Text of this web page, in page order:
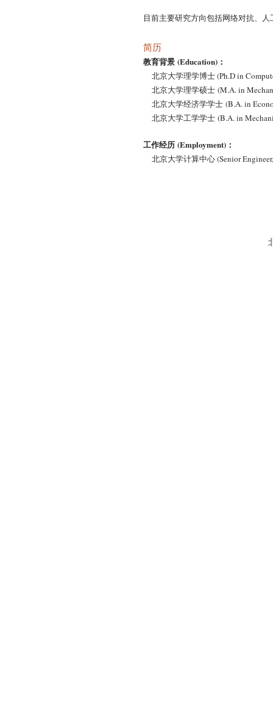
目前主要研究方向包括网络对抗、
简历
教育背景 (Education)：
北京大学理学博士 (Ph.D in
北京大学理学硕士 (M.A. in
北京大学经济学学士 (B.A. in
北京大学工学学士 (B.A. in
工作经历 (Employment)：
北京大学计算中心 (Senior